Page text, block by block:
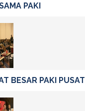
PAKI
BESAR PAKI PUSAT